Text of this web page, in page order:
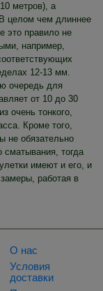
метров), а
целом чем длиннее
это правило не
например,
12-13 мм.
очередь для
от 10 до 30
очень тонкого,
Кроме того,
не обязательно
тогда
имеют и его, и
работая в
О нас
Условия
доставки